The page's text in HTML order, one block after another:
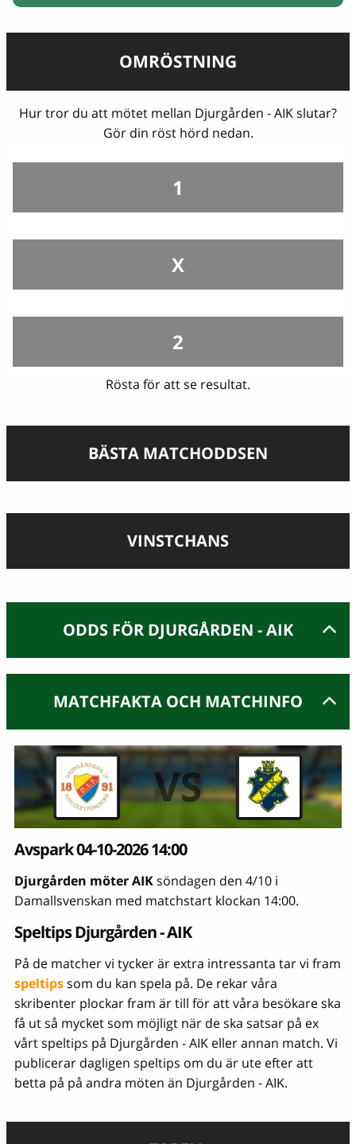
OMRÖSTNING
Hur tror du att mötet mellan Djurgården - AIK slutar?
Gör din röst hörd nedan.
1
X
2
Rösta för att se resultat.
BÄSTA MATCHODDSEN
VINSTCHANS
ODDS FÖR DJURGÅRDEN - AIK
MATCHFAKTA OCH MATCHINFO
Avspark 04-10-2026 14:00
Djurgården möter AIKsöndagen den 4/10 i
Damallsvenskan med matchstart klockan 14:00.
Speltips Djurgården - AIK
På de matcher vi tycker är extra intressanta tar vi fram
speltipssom du kan spela på. De rekar våra
skribenter plockar fram är till för att våra besökare ska
få ut så mycket som möjligt när de ska satsar på ex
vårt speltips på Djurgården - AIK eller annan match. Vi
publicerar dagligen speltips om du är ute efter att
betta på på andra möten än Djurgården - AIK.